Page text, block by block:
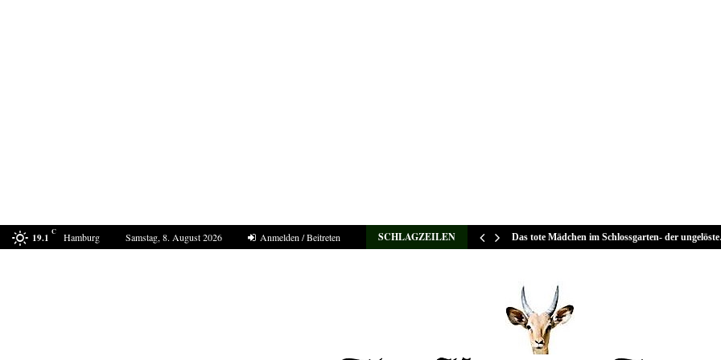
19.1 C Hamburg Samstag, 8. August 2026 Anmelden / Beitreten SCHLAGZEILEN
Joseph Vacher – ein Monstrum in Menschengestalt Das tote Mädchen im Schlossgarten- der